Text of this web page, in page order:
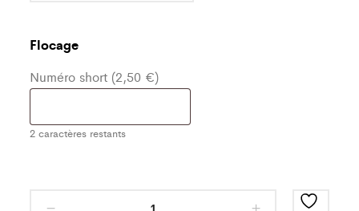
Flocage
Numéro short (2,50 €)
2 caractères restants